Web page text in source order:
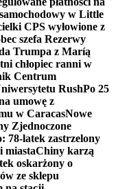
w Little
CPS wyłowione z
szefa Rezerwy
Trumpa z Maríą
chłopiec ranni w
Centrum
RushPo 25
umowę z
w CaracasNowe
Zjednoczone
78-latek zastrzelony
miastaChiny karzą
oskarżony o
ze sklepu